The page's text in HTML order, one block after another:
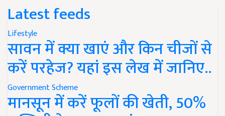
Latest feeds
Lifestyle
सावन में क्या खाएं और किन चीजों से
करें परहेज? यहां इस लेख में जानिए..
Government Scheme
मानसून में करें फूलों की खेती, 50%